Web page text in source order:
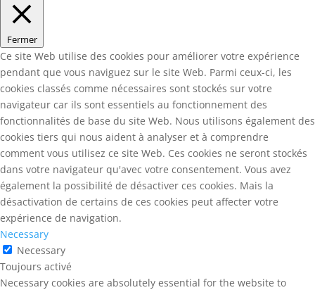
Fermer
Ce site Web utilise des cookies pour améliorer votre expérience
pendant que vous naviguez sur le site Web. Parmi ceux-ci, les
cookies classés comme nécessaires sont stockés sur votre
navigateur car ils sont essentiels au fonctionnement des
fonctionnalités de base du site Web. Nous utilisons également des
cookies tiers qui nous aident à analyser et à comprendre
comment vous utilisez ce site Web. Ces cookies ne seront stockés
dans votre navigateur qu'avec votre consentement. Vous avez
également la possibilité de désactiver ces cookies. Mais la
désactivation de certains de ces cookies peut affecter votre
expérience de navigation.
Necessary
Necessary
Toujours activé
Necessary cookies are absolutely essential for the website to